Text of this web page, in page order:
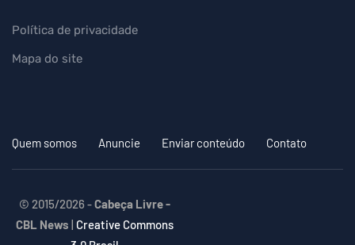
Política de privacidade
Mapa do site
Quem somos Anuncie Enviar conteúdo Contato
© 2015/2026 -Cabeça Livre -
CBL News | Creative Commons